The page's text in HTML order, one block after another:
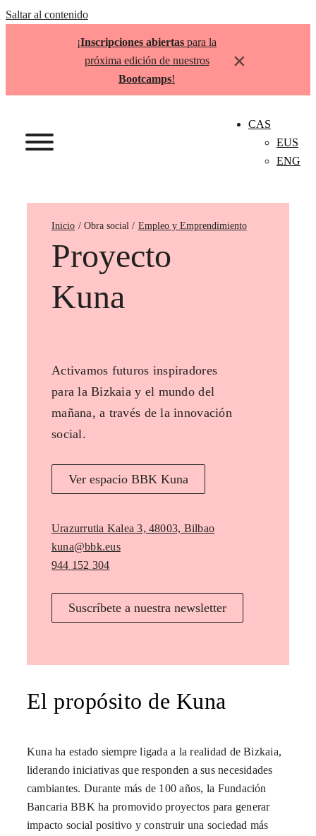
Saltar al contenido
¡Inscripciones abiertas para la
próxima edición de nuestros
Bootcamps!
×
CAS
EUS
ENG
Inicio Empleo y Emprendimiento
Proyecto
Kuna
Activamos futuros inspiradores
para la Bizkaia y el mundo del
mañana, a través de la innovación
social.
Ver espacio BBK Kuna
Urazurrutia Kalea 3, 48003, Bilbao
kuna@bbk.eus
944 152 304
Suscríbete a nuestra newsletter
El propósito de Kuna
Kuna ha estado siempre ligada a la realidad de Bizkaia,
liderando iniciativas que responden a sus necesidades
cambiantes. Durante más de 100 años, la Fundación
Bancaria BBK ha promovido proyectos para generar
impacto social positivo y construir una sociedad más